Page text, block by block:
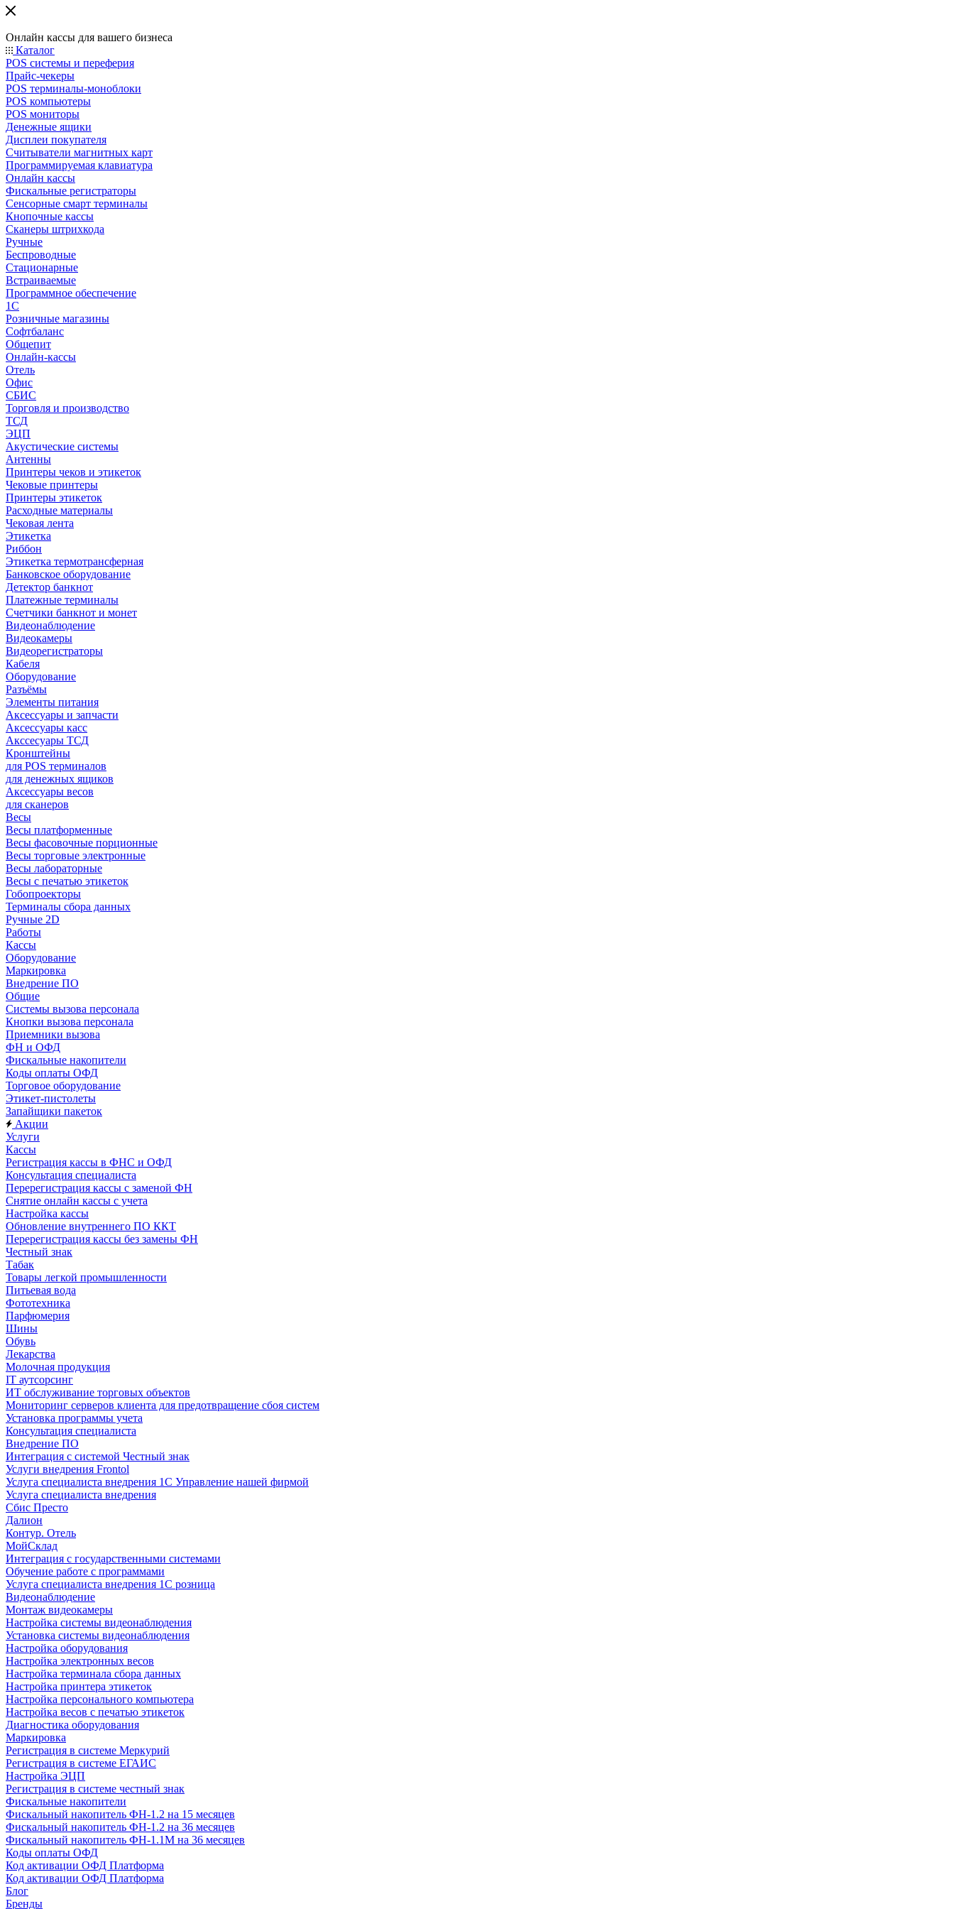
Онлайн кассы для вашего бизнеса
Каталог
POS системы и переферия
Прайс-чекеры
POS терминалы-моноблоки
POS компьютеры
POS мониторы
Денежные ящики
Дисплеи покупателя
Считыватели магнитных карт
Программируемая клавиатура
Онлайн кассы
Фискальные регистраторы
Сенсорные смарт терминалы
Кнопочные кассы
Сканеры штрихкода
Ручные
Беспроводные
Стационарные
Встраиваемые
Программное обеспечение
1С
Розничные магазины
Софтбаланс
Общепит
Онлайн-кассы
Отель
Офис
СБИС
Торговля и производство
ТСД
ЭЦП
Акустические системы
Антенны
Принтеры чеков и этикеток
Чековые принтеры
Принтеры этикеток
Расходные материалы
Чековая лента
Этикетка
Риббон
Этикетка термотрансферная
Банковское оборудование
Детектор банкнот
Платежные терминалы
Счетчики банкнот и монет
Видеонаблюдение
Видеокамеры
Видеорегистраторы
Кабеля
Оборудование
Разъёмы
Элементы питания
Аксессуары и запчасти
Аксессуары касс
Акссесуары ТСД
Кронштейны
для POS терминалов
для денежных ящиков
Аксессуары весов
для сканеров
Весы
Весы платформенные
Весы фасовочные порционные
Весы торговые электронные
Весы лабораторные
Весы с печатью этикеток
Гобопроекторы
Терминалы сбора данных
Ручные 2D
Работы
Кассы
Оборудование
Маркировка
Внедрение ПО
Общие
Системы вызова персонала
Кнопки вызова персонала
Приемники вызова
ФН и ОФД
Фискальные накопители
Коды оплаты ОФД
Торговое оборудование
Этикет-пистолеты
Запайщики пакеток
Акции
Услуги
Кассы
Регистрация кассы в ФНС и ОФД
Консультация специалиста
Перерегистрация кассы с заменой ФН
Снятие онлайн кассы с учета
Настройка кассы
Обновление внутреннего ПО ККТ
Перерегистрация кассы без замены ФН
Честный знак
Табак
Товары легкой промышленности
Питьевая вода
Фототехника
Парфюмерия
Шины
Обувь
Лекарства
Молочная продукция
IT аутсорсинг
ИТ обслуживание торговых объектов
Мониторинг серверов клиента для предотвращение сбоя систем
Установка программы учета
Консультация специалиста
Внедрение ПО
Интеграция с системой Честный знак
Услуги внедрения Frontol
Услуга специалиста внедрения 1С Управление нашей фирмой
Услуга специалиста внедрения
Сбис Престо
Далион
Контур. Отель
МойСклад
Интеграция с государственными системами
Обучение работе с программами
Услуга специалиста внедрения 1С розница
Видеонаблюдение
Монтаж видеокамеры
Настройка системы видеонаблюдения
Установка системы видеонаблюдения
Настройка оборудования
Настройка электронных весов
Настройка терминала сбора данных
Настройка принтера этикеток
Настройка персонального компьютера
Настройка весов с печатью этикеток
Диагностика оборудования
Маркировка
Регистрация в системе Меркурий
Регистрация в системе ЕГАИС
Настройка ЭЦП
Регистрация в системе честный знак
Фискальные накопители
Фискальный накопитель ФН-1.2 на 15 месяцев
Фискальный накопитель ФН-1.2 на 36 месяцев
Фискальный накопитель ФН-1.1М на 36 месяцев
Коды оплаты ОФД
Код активации ОФД Платформа
Код активации ОФД Платформа
Блог
Бренды